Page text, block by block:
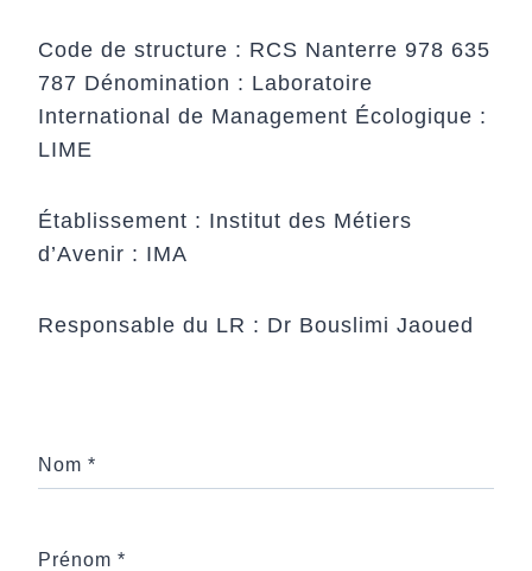
Code de structure : RCS Nanterre 978 635
787 Dénomination : Laboratoire
International de Management Écologique :
LIME
Établissement : Institut des Métiers
d’Avenir : IMA
Responsable du LR : Dr Bouslimi Jaoued
Nom *
Prénom *